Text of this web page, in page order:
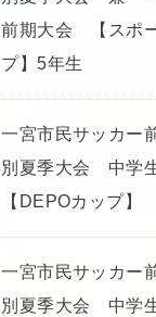
前期大会 【スポ
プ】5年生
一宮市民サッカ
別夏季大会 中学
【DEPOカップ】
一宮市民サッカ
別夏季大会 中学